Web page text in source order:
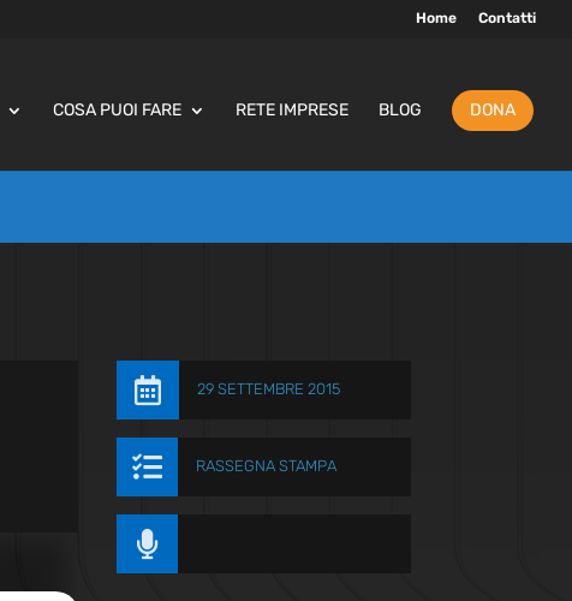
Home Contatti
COSA PUOI FARE RETE IMPRESE BLOG DONA
 29 SETTEMBRE 2015
 RASSEGNA STAMPA
